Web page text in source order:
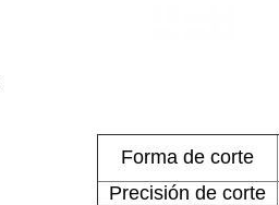
Forma de corte
Precisión de corte